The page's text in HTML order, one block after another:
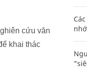
cứu văn
khai thác
nhớ